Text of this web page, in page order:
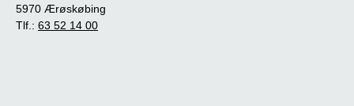
5970 Ærøskøbing
Tlf.: 63 52 14 00